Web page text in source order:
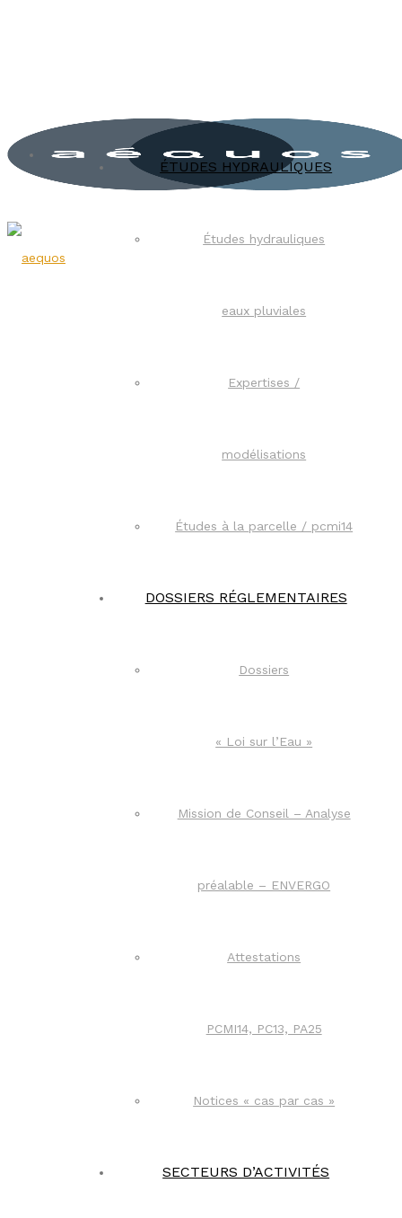
ÉTUDES HYDRAULIQUES
Études hydrauliques
eaux pluviales
Expertises /
modélisations
Études à la parcelle / pcmi14​
DOSSIERS RÉGLEMENTAIRES
Dossiers
« Loi sur l’Eau »
Mission de Conseil – Analyse
préalable – ENVERGO
Attestations
PCMI14, PC13, PA25
Notices « cas par cas »
SECTEURS D’ACTIVITÉS